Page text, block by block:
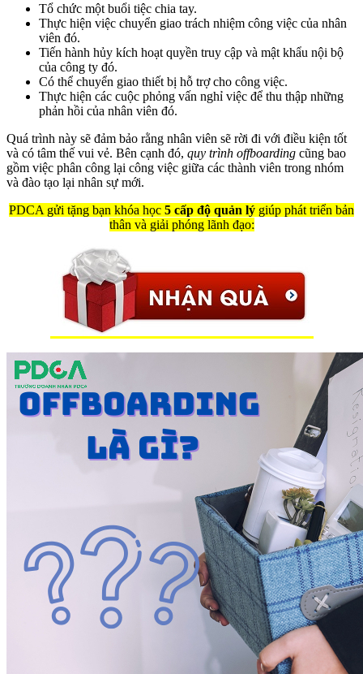
Tổ chức một buổi tiệc chia tay.
Thực hiện việc chuyển giao trách nhiệm công việc của nhân
viên đó.
Tiến hành hủy kích hoạt quyền truy cập và mật khẩu nội bộ
của công ty đó.
Có thể chuyển giao thiết bị hỗ trợ cho công việc.
Thực hiện các cuộc phỏng vấn nghỉ việc để thu thập những
phản hồi của nhân viên đó.
Quá trình này sẽ đảm bảo rằng nhân viên sẽ rời đi với điều kiện tốt
và có tâm thế vui vẻ. Bên cạnh đó, quy trình offboarding cũng bao
gồm việc phân công lại công việc giữa các thành viên trong nhóm
và đào tạo lại nhân sự mới.
PDCA gửi tặng bạn khóa học 5 cấp độ quản lý giúp phát triển bản
thân và giải phóng lãnh đạo: